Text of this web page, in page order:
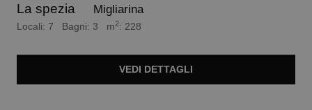
La spezia Migliarina
Locali: 7 Bagni: 3 m2: 228
VEDI DETTAGLI